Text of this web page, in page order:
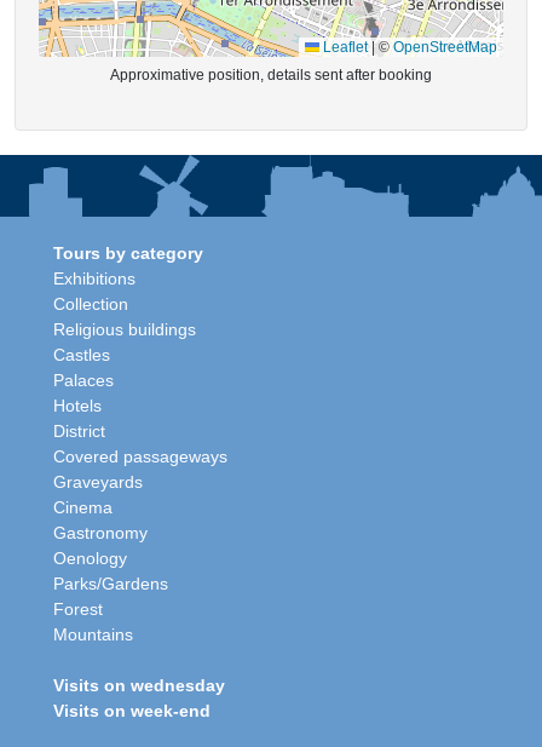
Leaflet |©OpenStreetMap
Approximative position, details sent after booking
Tours by category
Exhibitions
Collection
Religious buildings
Castles
Palaces
Hotels
District
Covered passageways
Graveyards
Cinema
Gastronomy
Oenology
Parks/Gardens
Forest
Mountains
Visits on wednesday
Visits on week-end